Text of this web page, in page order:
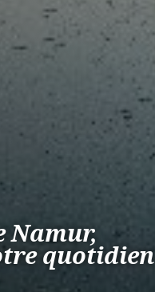
Namur,
quotidien